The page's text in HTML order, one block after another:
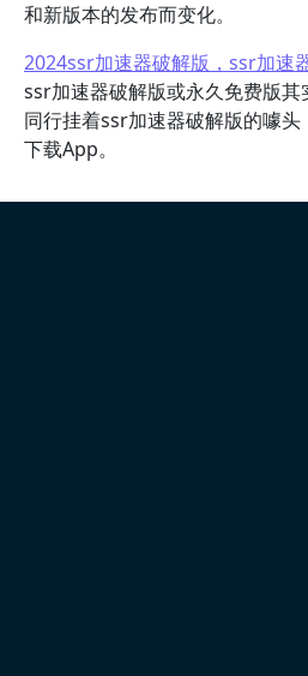
和新版本的发布而变化。
2024ssr加速器破解版，ssr加速
ssr加速器破解版或永久免费版其
同行挂着ssr加速器破解版的噱
下载App。